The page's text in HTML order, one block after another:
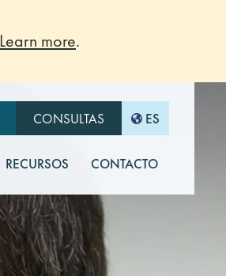
Learn more.
CONSULTAS ES
RECURSOS CONTACTO